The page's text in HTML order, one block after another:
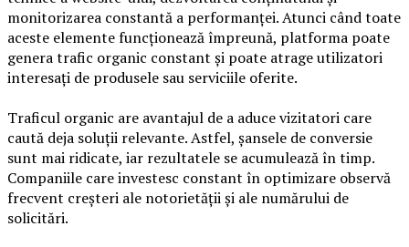
monitorizarea constantă a performanței. Atunci când toate
aceste elemente funcționează împreună, platforma poate
genera trafic organic constant și poate atrage utilizatori
interesați de produsele sau serviciile oferite.
Traficul organic are avantajul de a aduce vizitatori care
caută deja soluții relevante. Astfel, șansele de conversie
sunt mai ridicate, iar rezultatele se acumulează în timp.
Companiile care investesc constant în optimizare observă
frecvent creșteri ale notorietății și ale numărului de
solicitări.